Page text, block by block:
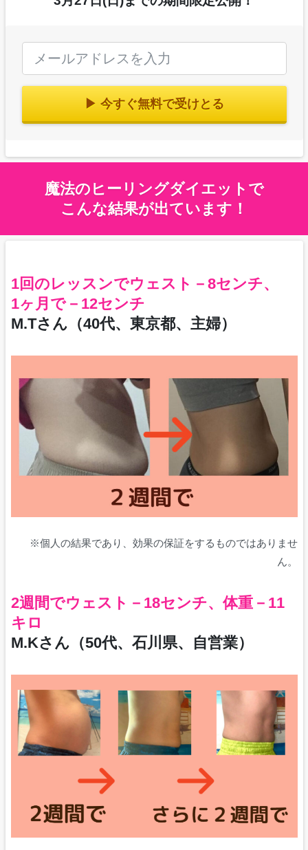
▶ 今すぐ無料で受けとる
魔法のヒーリングダイエットで
こんな結果が出ています！
1回のレッスンでウェスト－8センチ、
1ヶ月で－12センチ
M.Tさん（40代、東京都、主婦）
※個人の結果であり、効果の保証をするものではありませ
ん。
2週間でウェスト－18センチ、体重－11
キロ
M.Kさん（50代、石川県、自営業）